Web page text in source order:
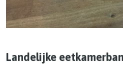
Landelijke